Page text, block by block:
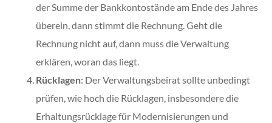
der Summe der Bankkontostände am Ende des Jahres
überein, dann stimmt die Rechnung. Geht die
Rechnung nicht auf, dann muss die Verwaltung
erklären, woran das liegt.
Rücklagen: Der Verwaltungsbeirat sollte unbedingt
prüfen, wie hoch die Rücklagen, insbesondere die
Erhaltungsrücklage für Modernisierungen und